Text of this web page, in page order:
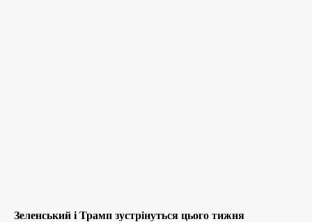
Зеленський і Трамп зустрінуться цього тижня